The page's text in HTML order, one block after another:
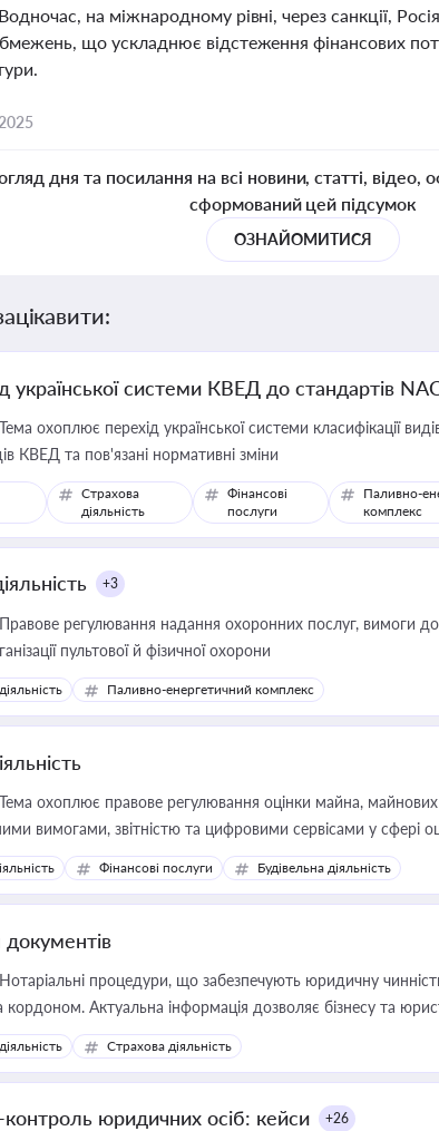
на міжнародному рівні, через санкції,
що ускладнює відстеження фінансових
дня та посилання на всі новини, статті, відео,
сформований цей підсумок
ОЗНАЙОМИТИСЯ
української системи КВЕД до стандартів
Тема охоплює перехід української системи класифікації
КВЕД та пов'язані нормативні зміни
Страхова
діяльність
Фінансові
послуги
Паливно-
комплекс
+3
Правове регулювання надання охоронних послуг, вимоги до
пультової й фізичної охорони
Паливно-енергетичний комплекс
Тема охоплює правове регулювання оцінки майна, майнових
вимогами, звітністю та цифровими сервісами у сфері
у цій сфері корисне для власника бізнесу, керівника,
державного майна, корпоративних угод і перевірки
Фінансові послуги Будівельна діяльність
документів
Нотаріальні процедури, що забезпечують юридичну
кордоном. Актуальна інформація дозволяє бізнесу та
та забезпечувати їх належне прийняття органами
Страхова діяльність
юридичних осіб: кейси +26